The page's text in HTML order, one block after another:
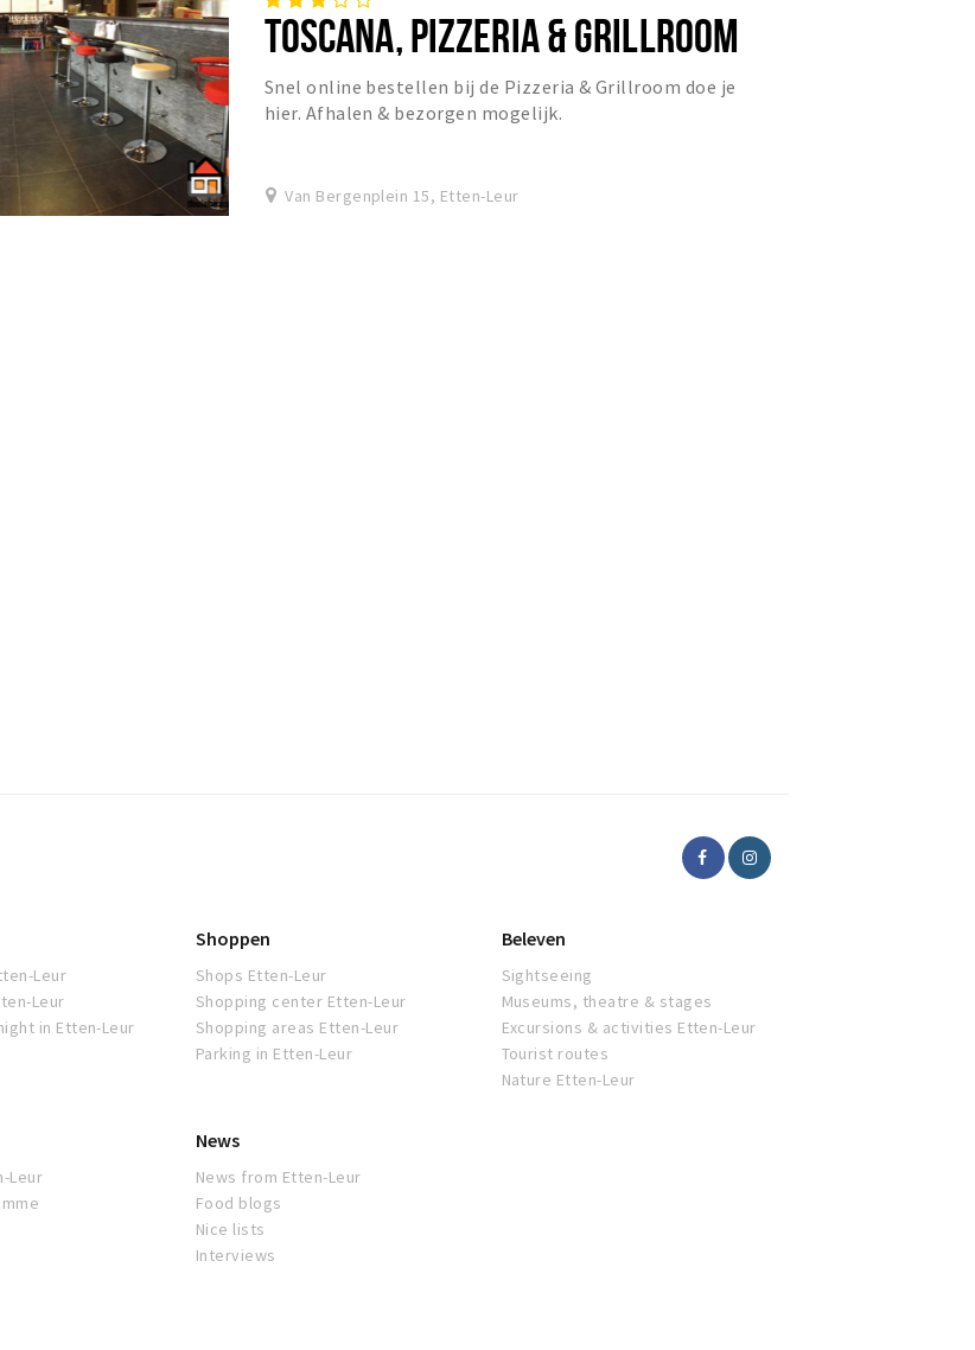
TOSCANA, PIZZERIA & GRILLROOM
Snel online bestellen bij de Pizzeria & Grillroom doe je
hier. Afhalen & bezorgen mogelijk.
Van Bergenplein 15, Etten-Leur
Leur
Leur
in Etten-Leur
Shoppen
Shops Etten-Leur
Shopping center Etten-Leur
Shopping areas Etten-Leur
Parking in Etten-Leur
Beleven
Sightseeing
Museums, theatre & stages
Excursions & activities Etten-Leur
Tourist routes
Nature Etten-Leur
Leur
News
News from Etten-Leur
Food blogs
Nice lists
Interviews